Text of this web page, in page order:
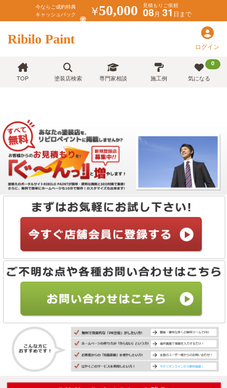
今ならご成約特典
キャッシュバック
￥50,000 見積もりご依頼
08月 31日まで
Ribilo Paint ログイン
TOP 塗装店検索 専門家相談 施工例
0
気になる